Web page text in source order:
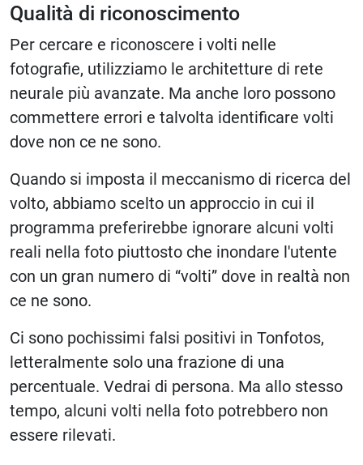
Qualità di riconoscimento
Per cercare e riconoscere i volti nelle
fotografie, utilizziamo le architetture di rete
neurale più avanzate. Ma anche loro possono
commettere errori e talvolta identificare volti
dove non ce ne sono.
Quando si imposta il meccanismo di ricerca del
volto, abbiamo scelto un approccio in cui il
programma preferirebbe ignorare alcuni volti
reali nella foto piuttosto che inondare l'utente
con un gran numero di “volti” dove in realtà non
ce ne sono.
Ci sono pochissimi falsi positivi in Tonfotos,
letteralmente solo una frazione di una
percentuale. Vedrai di persona. Ma allo stesso
tempo, alcuni volti nella foto potrebbero non
essere rilevati.